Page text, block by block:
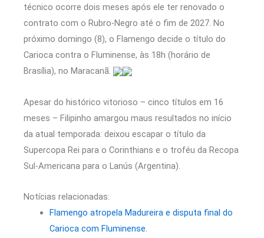
técnico ocorre dois meses após ele ter renovado o
contrato com o Rubro-Negro até o fim de 2027. No
próximo domingo (8), o Flamengo decide o título do
Carioca contra o Fluminense, às 18h (horário de
Brasília), no Maracanã.
Apesar do histórico vitorioso – cinco títulos em 16
meses – Filipinho amargou maus resultados no início
da atual temporada: deixou escapar o título da
Supercopa Rei para o Corinthians e o troféu da Recopa
Sul-Americana para o Lanús (Argentina).
Notícias relacionadas:
Flamengo atropela Madureira e disputa final do
Carioca com Fluminense.